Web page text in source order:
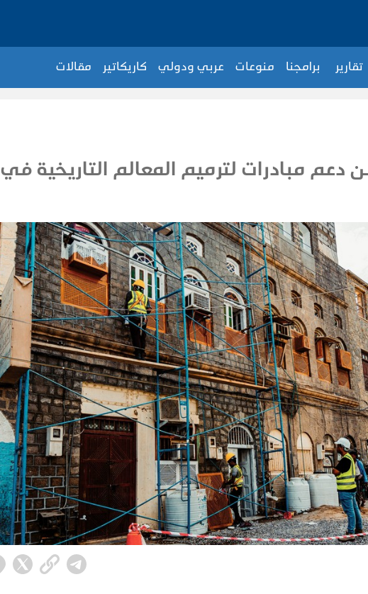
تقارير برامجنا منوعات عربي ودولي كاريكاتير مقالات
دعم مبادرات لترميم المعالم التاريخية في